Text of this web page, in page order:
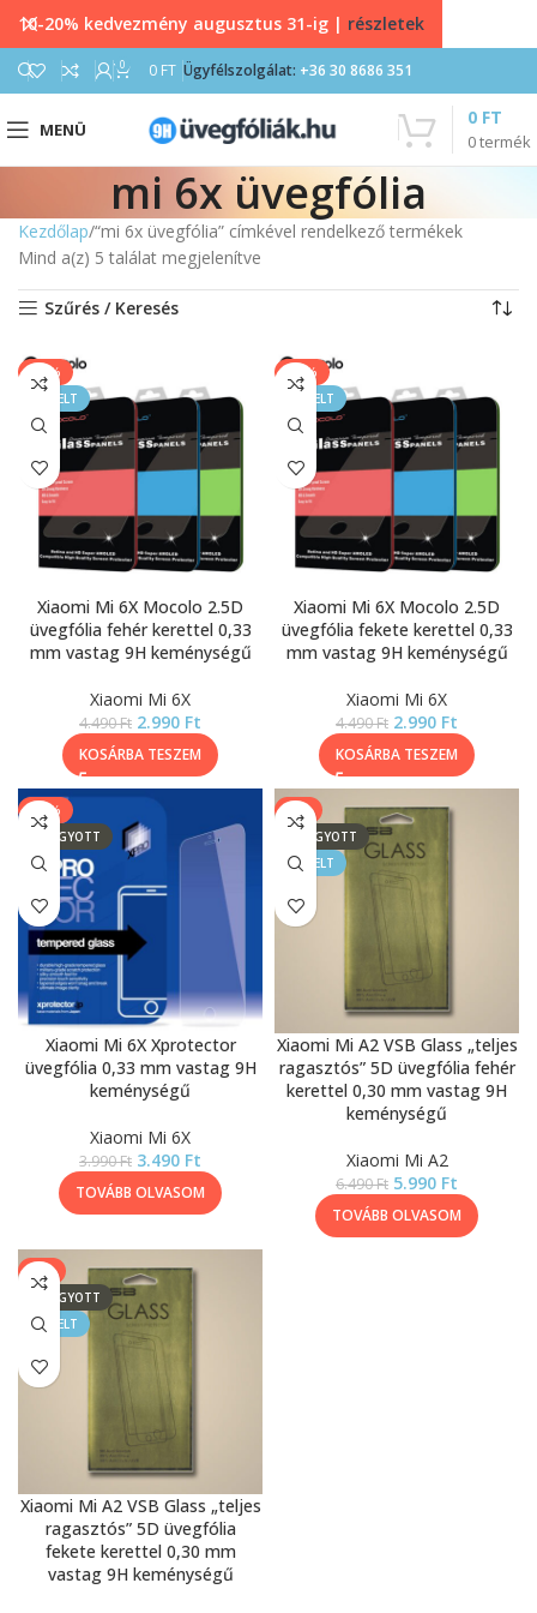
0 0 FT Ügyfélszolgálat: +36 30 8686 351
MENÜ
0termék
0 FT
mi 6x üvegfólia
Kezdőlap “mi 6x üvegfólia” címkével rendelkező termékek
Mind a(z) 5 találat megjelenítve
Szűrés / Keresés
-33%
KIEMELT
Xiaomi Mi 6X Mocolo 2.5D
üvegfólia fehér kerettel 0,33
mm vastag 9H keménységű
Xiaomi Mi 6X
4.490Ft 2.990 Ft
KOSÁRBA TESZEM
-33%
KIEMELT
Xiaomi Mi 6X Mocolo 2.5D
üvegfólia fekete kerettel 0,33
mm vastag 9H keménységű
Xiaomi Mi 6X
4.490Ft 2.990 Ft
KOSÁRBA TESZEM
-13%
ELFOGYOTT
Xiaomi Mi 6X Xprotector
üvegfólia 0,33 mm vastag 9H
keménységű
Xiaomi Mi 6X
3.990Ft 3.490 Ft
TOVÁBB OLVASOM
-8%
ELFOGYOTT
KIEMELT
Xiaomi Mi A2 VSB Glass „teljes
ragasztós” 5D üvegfólia fehér
kerettel 0,30 mm vastag 9H
keménységű
Xiaomi Mi A2
6.490Ft 5.990 Ft
TOVÁBB OLVASOM
-8%
ELFOGYOTT
KIEMELT
Xiaomi Mi A2 VSB Glass „teljes
ragasztós” 5D üvegfólia
fekete kerettel 0,30 mm
vastag 9H keménységű
10-20% kedvezmény augusztus 31-ig | részletek